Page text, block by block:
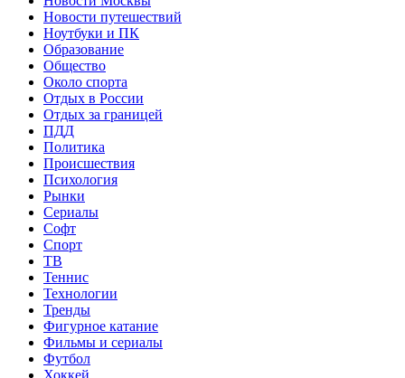
Новости путешествий
Ноутбуки и ПК
Образование
Общество
Около спорта
Отдых в России
Отдых за границей
ПДД
Политика
Происшествия
Психология
Рынки
Сериалы
Софт
Спорт
ТВ
Теннис
Технологии
Тренды
Фигурное катание
Фильмы и сериалы
Футбол
Хоккей